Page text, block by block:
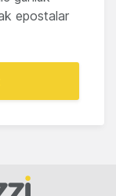
epostalar